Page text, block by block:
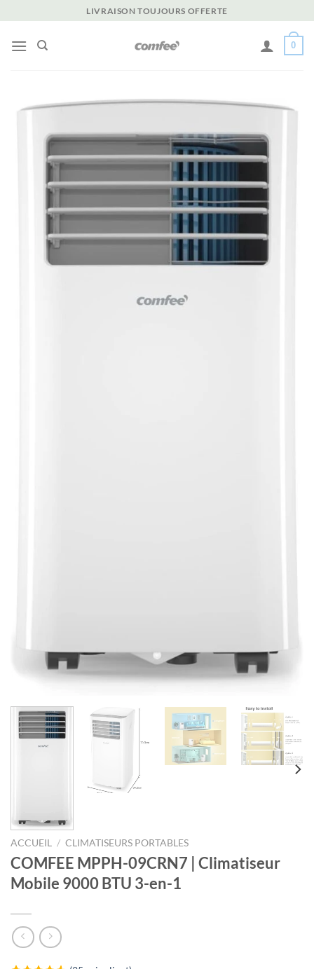
au
contenu
LIVRAISON TOUJOURS OFFERTE
0
ACCUEIL / CLIMATISEURS PORTABLES
COMFEE MPPH-09CRN7 | Climatiseur
Mobile 9000 BTU 3-en-1